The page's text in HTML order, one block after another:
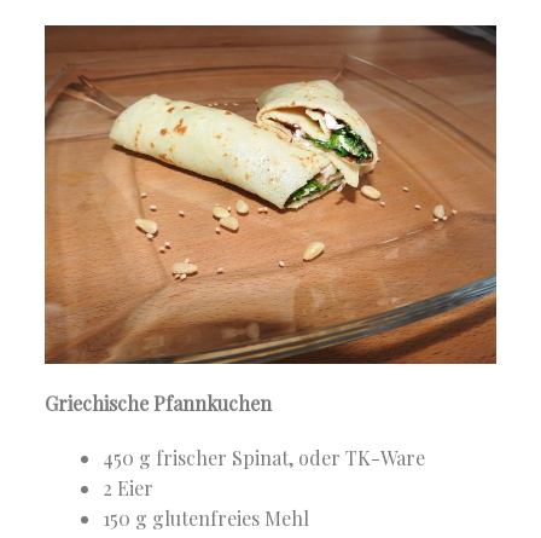
Griechische Pfannkuchen
450 g frischer Spinat, oder TK-Ware
2 Eier
150 g glutenfreies Mehl